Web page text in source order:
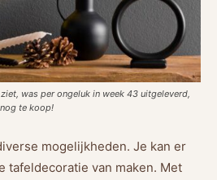
was per ongeluk in week 43 uitgeleverd,
te koop!
mogelijkheden. Je kan er
tafeldecoratie van maken. Met